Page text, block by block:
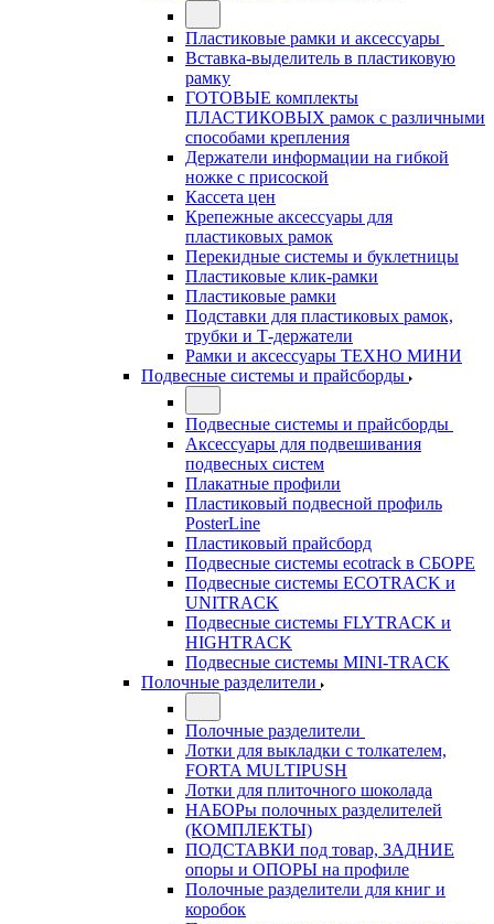
Пластиковые рамки и аксессуары
Вставка-выделитель в пластиковую
рамку
ГОТОВЫЕ комплекты
ПЛАСТИКОВЫХ рамок с различными
способами крепления
Держатели информации на гибкой
ножке с присоской
Кассета цен
Крепежные аксессуары для
пластиковых рамок
Перекидные системы и буклетницы
Пластиковые клик-рамки
Пластиковые рамки
Подставки для пластиковых рамок,
трубки и Т-держатели
Рамки и аксессуары ТЕХНО МИНИ
Подвесные системы и прайсборды
Подвесные системы и прайсборды
Аксессуары для подвешивания
подвесных систем
Плакатные профили
Пластиковый подвесной профиль
PosterLine
Пластиковый прайсборд
Подвесные системы ecotrack в СБОРЕ
Подвесные системы ECOTRACK и
UNITRACK
Подвесные системы FLYTRACK и
HIGHTRACK
Подвесные системы MINI-TRACK
Полочные разделители
Полочные разделители
Лотки для выкладки с толкателем,
FORTA MULTIPUSH
Лотки для плиточного шоколада
НАБОРы полочных разделителей
(КОМПЛЕКТЫ)
ПОДСТАВКИ под товар, ЗАДНИЕ
опоры и ОПОРЫ на профиле
Полочные разделители для книг и
коробок